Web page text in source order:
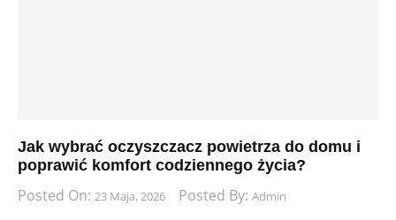
Jak wybrać oczyszczacz powietrza do domu i
poprawić komfort codziennego życia?
Posted On: 23 Maja, 2026 Posted By: Admin